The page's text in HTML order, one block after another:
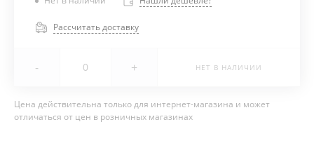
Рассчитать доставку
- + НЕТ В НАЛИЧИИ
Цена действительна только для интернет-магазина и может
отличаться от цен в розничных магазинах